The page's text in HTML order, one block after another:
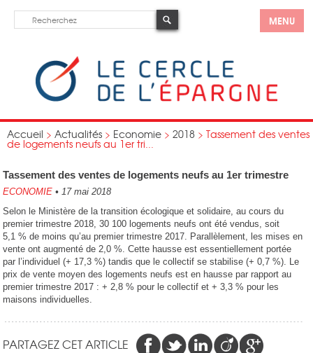
MENU
Accueil > Actualités > Economie > 2018 > Tassement des ventes
de logements neufs au 1er tri...
Tassement des ventes de logements neufs au 1er trimestre
ECONOMIE • 17 mai 2018
Selon le Ministère de la transition écologique et solidaire, au cours du
premier trimestre 2018, 30 100 logements neufs ont été vendus, soit
5,1 % de moins qu’au premier trimestre 2017. Parallèlement, les mises en
vente ont augmenté de 2,0 %. Cette hausse est essentiellement portée
par l’individuel (+ 17,3 %) tandis que le collectif se stabilise (+ 0,7 %). Le
prix de vente moyen des logements neufs est en hausse par rapport au
premier trimestre 2017 : + 2,8 % pour le collectif et + 3,3 % pour les
maisons individuelles.
PARTAGEZ CET ARTICLE